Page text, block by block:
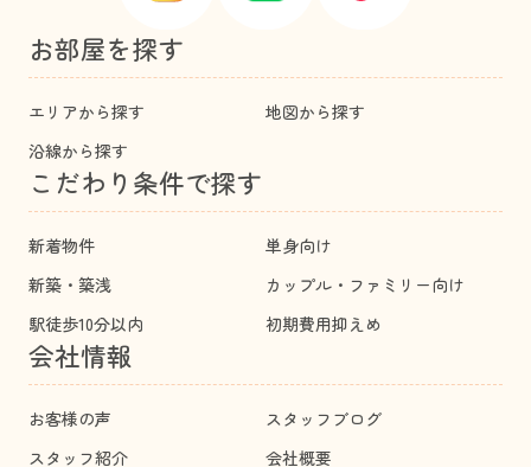
お部屋を探す
エリアから探す
地図から探す
沿線から探す
こだわり条件で探す
新着物件
単身向け
新築・築浅
カップル・ファミリー向け
駅徒歩10分以内
初期費用抑えめ
会社情報
お客様の声
スタッフブログ
スタッフ紹介
会社概要